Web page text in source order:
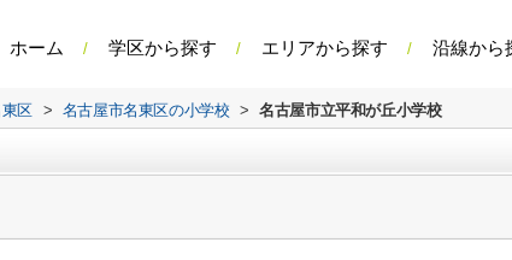
ホーム 学区から探す エリアから探す 沿線から
区 > 名古屋市名東区の小学校 > 名古屋市立平和が丘小学校